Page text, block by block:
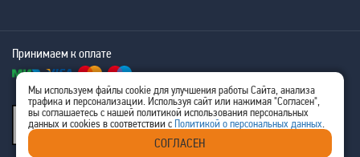
Принимаем к оплате
® 2005 - 2026
Ritm-IT
Мы используем файлы cookie для улучшения работы Сайта, анализа
трафика и персонализации. Используя сайт или нажимая "Согласен",
вы соглашаетесь с нашей политикой использования персональных
данных и cookies в соответствии с Политикой о персональных данных
СОГЛАСЕН